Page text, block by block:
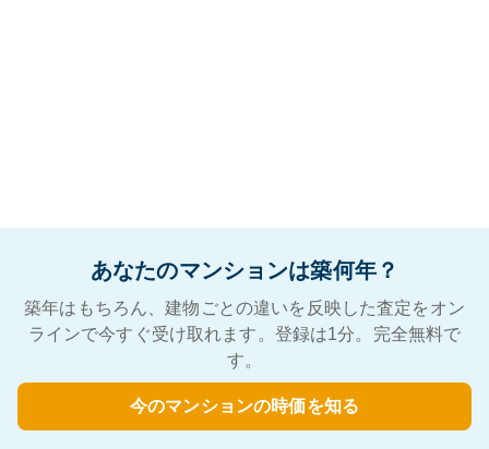
あなたのマンションは築何年？
築年はもちろん、建物ごとの違いを反映した査定をオン
ラインで今すぐ受け取れます。登録は1分。完全無料で
す。
今のマンションの時価を知る